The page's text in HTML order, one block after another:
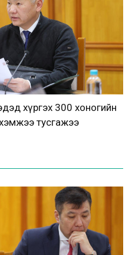
хүргэх 300 хоногийн
хэмжээ тусгажээ